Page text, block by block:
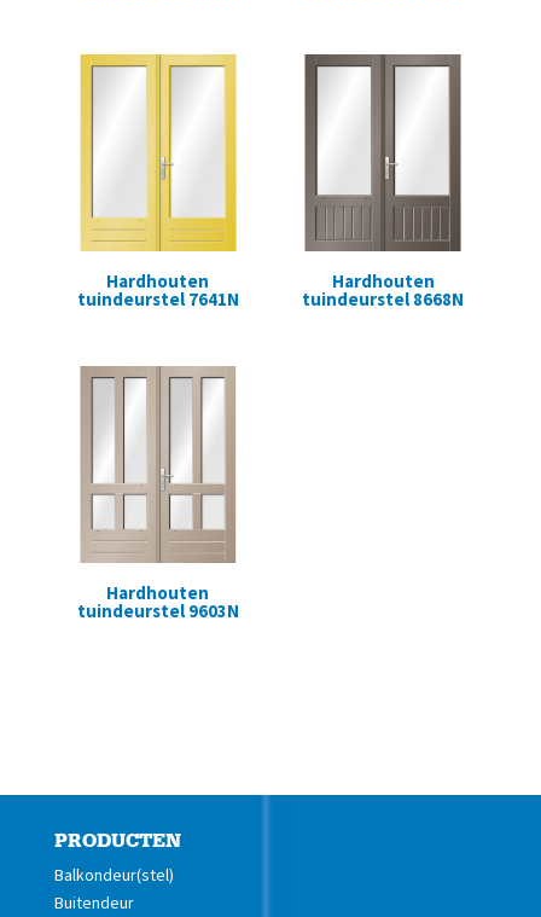
Hardhouten
tuindeurstel 7641N
Hardhouten
tuindeurstel 8668N
Hardhouten
tuindeurstel 9603N
PRODUCTEN
Balkondeur(stel)
Buitendeur